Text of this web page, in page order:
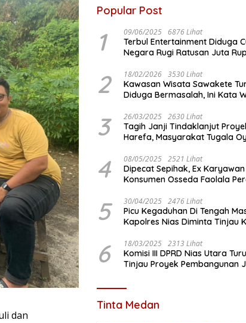
dan
Popular Post
1 09/06/2025 6876 Lihat
Terbul Entertainment Diduga
Negara Rugi Ratusan Juta
2 18/02/2026 3530 Lihat
Kawasan Wisata Sawakete
Diduga Bermasalah, Ini Kata
3 26/03/2025 2630 Lihat
Tagih Janji Tindaklanjut
Harefa, Masyarakat Tugala
Utara
4 08/05/2025 2521 Lihat
Dipecat Sepihak, Ex
Konsumen Osseda Faolala
5 30/04/2025 2476 Lihat
Picu Kegaduhan Di Tengah
Kapolres Nias Diminta Tinjau
6 18/03/2025 2313 Lihat
Komisi III DPRD Nias Utara
Tinjau Proyek Pembangunan
Tinta Medan